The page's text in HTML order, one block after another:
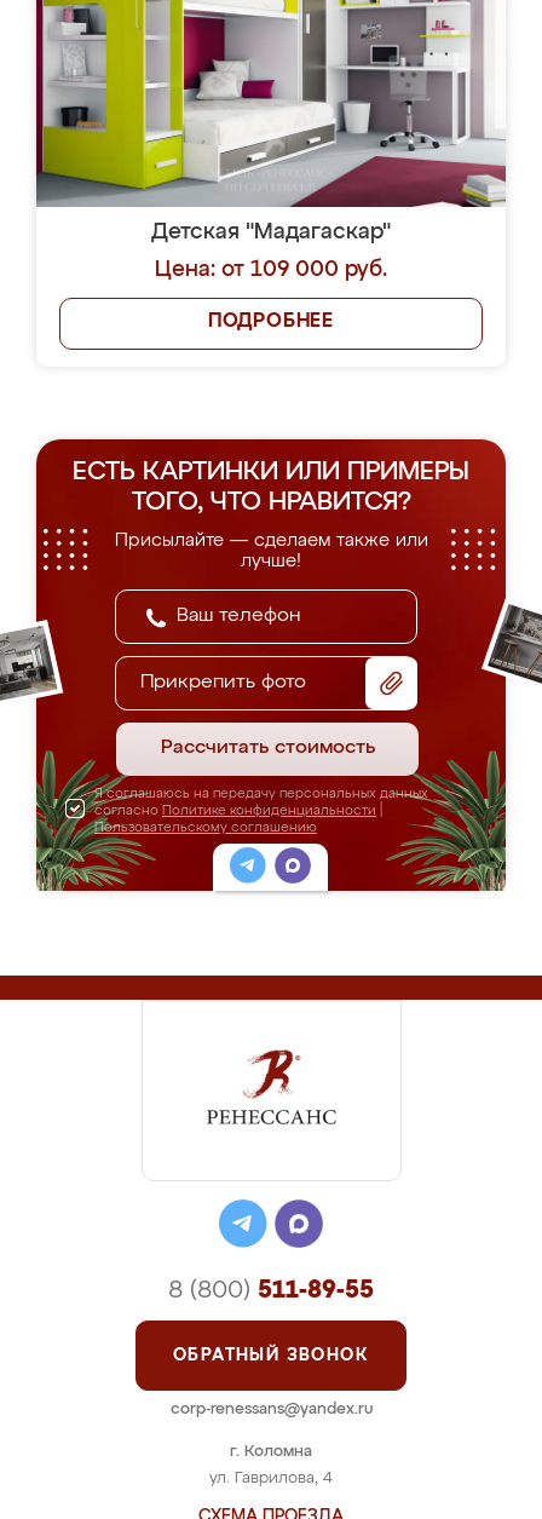
Детская "Мадагаскар"
Цена: от 109 000 руб.
ПОДРОБНЕЕ
ЕСТЬ КАРТИНКИ ИЛИ ПРИМЕРЫ
ТОГО, ЧТО НРАВИТСЯ?
Присылайте — сделаем также или
лучше!
Прикрепить фото
Рассчитать стоимость
Я соглашаюсь на передачу персональных данных
согласно Политике конфиденциальности
Пользовательскому соглашению
г. Коломна
ул. Гаврилова, 4
8 (800) 511-89-55
ОБРАТНЫЙ ЗВОНОК
corp-renessans@yandex.ru